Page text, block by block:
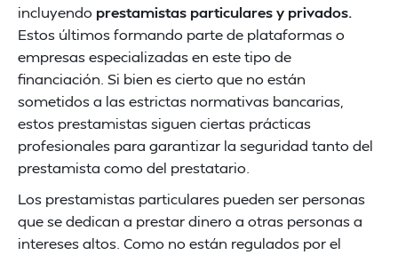
incluyendo prestamistas particulares y privados.
Estos últimos formando parte de plataformas o
empresas especializadas en este tipo de
financiación. Si bien es cierto que no están
sometidos a las estrictas normativas bancarias,
estos prestamistas siguen ciertas prácticas
profesionales para garantizar la seguridad tanto del
prestamista como del prestatario.
Los prestamistas particulares pueden ser personas
que se dedican a prestar dinero a otras personas a
intereses altos. Como no están regulados por el